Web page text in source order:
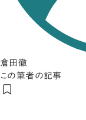
倉田徹
この筆者の記事